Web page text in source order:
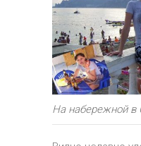
На набережной в